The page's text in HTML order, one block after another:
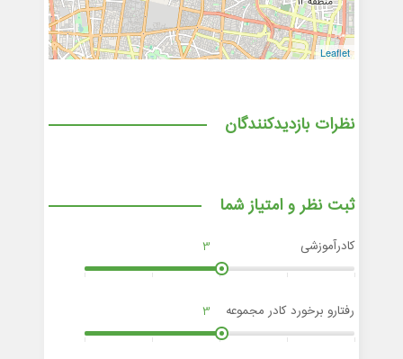
Leaflet
نظرات بازدیدکنندگان
ثبت نظر و امتیاز شما
کادرآموزشی 3
رفتارو برخورد کادر مجموعه 3